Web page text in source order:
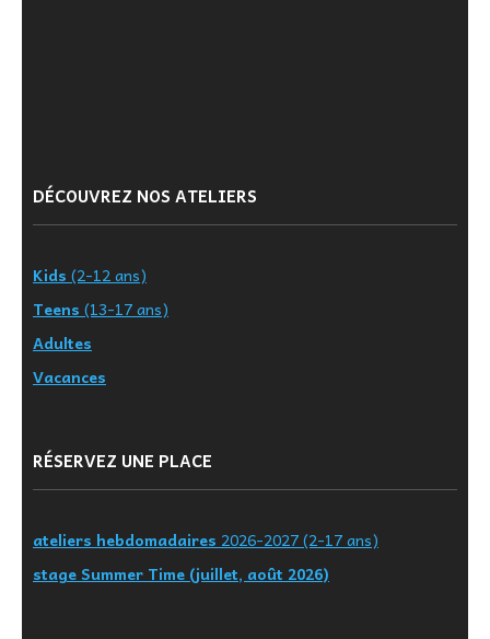
DÉCOUVREZ NOS ATELIERS
Kids (2-12 ans)
Teens (13-17 ans)
Adultes
Vacances
RÉSERVEZ UNE PLACE
ateliers hebdomadaires 2026-2027 (2-17 ans)
stage Summer Time (juillet, août 2026)